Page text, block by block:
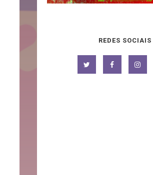
REDES SOCIAIS